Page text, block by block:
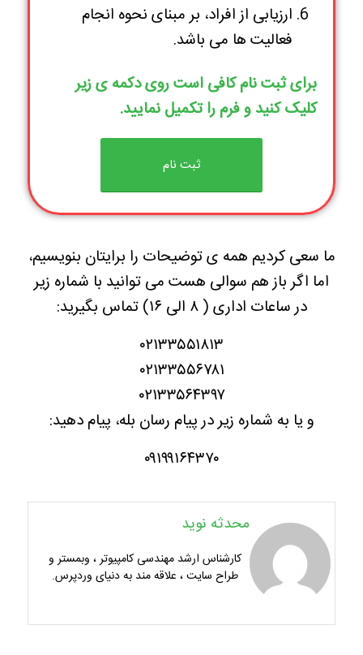
ارزیابی از افراد، بر مبنای نحوه انجام
فعالیت ها می باشد.
برای ثبت نام کافی است روی دکمه ی زیر
کلیک کنید و فرم را تکمیل نمایید.
ثبت نام
ما سعی کردیم همه ی توضیحات را برایتان بنویسیم،
اما اگر باز هم سوالی هست می توانید با شماره زیر
در ساعات اداری ( ۸ الی ۱۶) تماس بگیرید:
۰۲۱۳۳۵۵۱۸۱۳
۰۲۱۳۳۵۵۶۷۸۱
۰۲۱۳۳۵۶۴۳۹۷
و یا به شماره زیر در پیام رسان بله، پیام دهید:
۰۹۱۹۹۱۶۴۳۷۰
محدثه نوید
کارشناس ارشد مهندسی کامپیوتر ، وبمستر و
طراح سایت ، علاقه مند به دنیای وردپرس.